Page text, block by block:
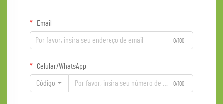
Email
0/100
Celular/WhatsApp
Código 0/100